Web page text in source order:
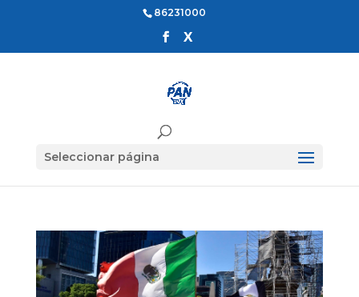
86231000
Seleccionar página